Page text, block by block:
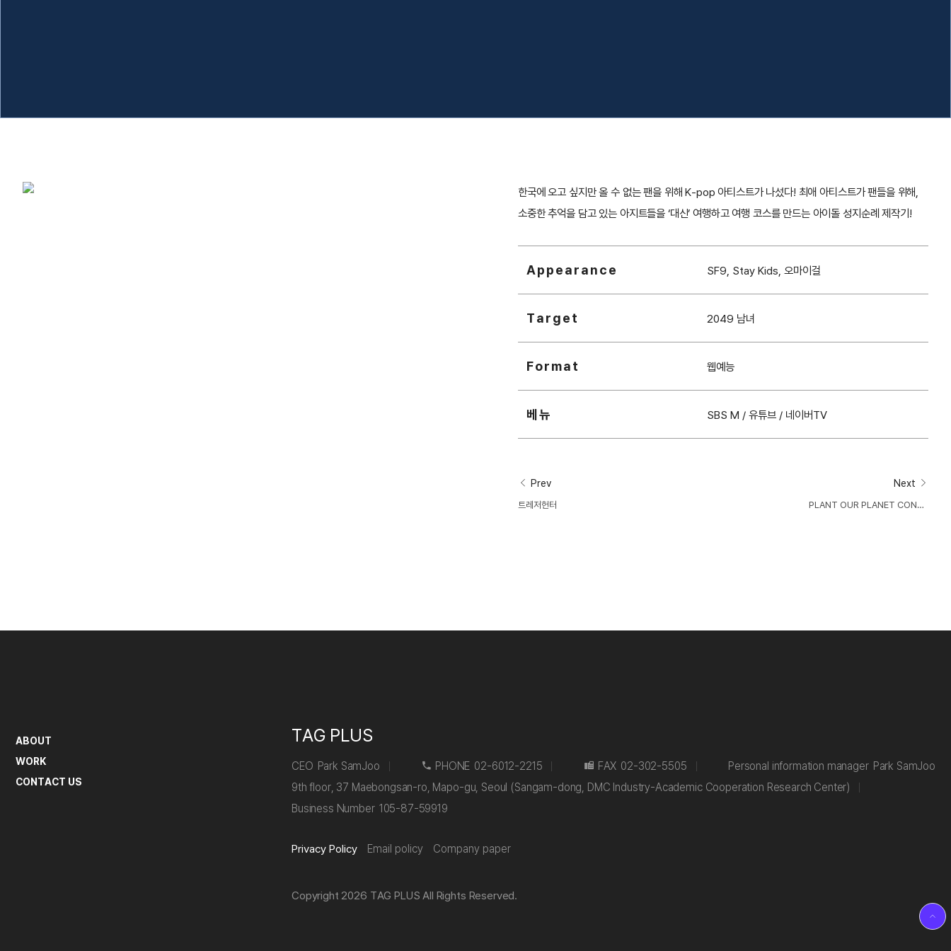
한국에 오고 싶지만 올 수 없는 팬을 위해 K-pop 아티스트가 나섰다! 최애 아티스트가 팬들을 위해,
소중한 추억을 담고 있는 아지트들을 ‘대신’ 여행하고 여행 코스를 만드는 아이돌 성지순례 제작기!
Appearance SF9, Stay Kids, 오마이걸
Target 2049 남녀
Format 웹예능
베뉴 SBS M / 유튜브 / 네이버TV
Prev
트레저헌터
Next
PLANT OUR PLANET CONCE
ABOUT
WORK
CONTACT US
TAG PLUS
CEO Park SamJoo PHONE 02-6012-2215 FAX 02-302-5505 Personal information manager Park SamJoo
9th floor, 37 Maebongsan-ro, Mapo-gu, Seoul (Sangam-dong, DMC Industry-Academic Cooperation Research Center)
Business Number 105-87-59919
Privacy Policy Email policy Company paper
Copyright 2026 TAG PLUS All Rights Reserved.